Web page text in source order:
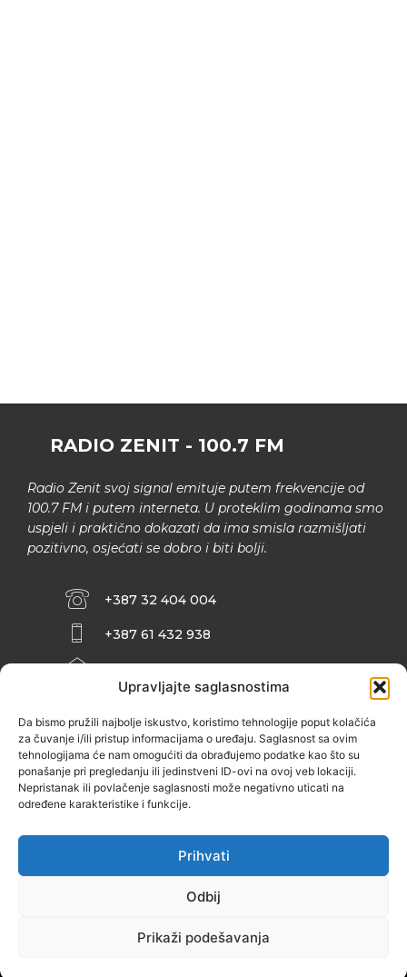
Upravljajte saglasnostima
Da bismo pružili najbolje iskustvo, koristimo tehnologije poput kolačića
za čuvanje i/ili pristup informacijama o uređaju. Saglasnost sa ovim
tehnologijama će nam omogućiti da obrađujemo podatke kao što su
ponašanje pri pregledanju ili jedinstveni ID-ovi na ovoj veb lokaciji.
Nepristanak ili povlačenje saglasnosti može negativno uticati na
određene karakteristike i funkcije.
Prihvati
Odbij
Prikaži podešavanja
RADIO ZENIT - 100.7 FM
Radio Zenit svoj signal emituje putem frekvencije od
100.7 FM i putem interneta. U proteklim godinama smo
uspjeli i praktično dokazati da ima smisla razmišljati
pozitivno, osjećati se dobro i biti bolji.
+387 32 404 004
+387 61 432 938
INFO@ZENIT.BA
ZENIČANKA, 3. SPRAT), 72000 ZENICA